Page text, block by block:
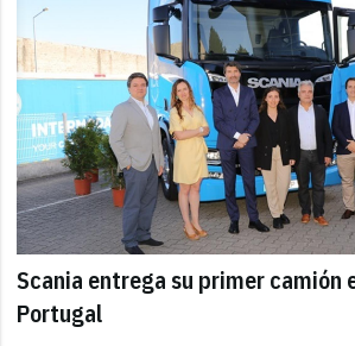
Scania entrega su primer camión
Portugal